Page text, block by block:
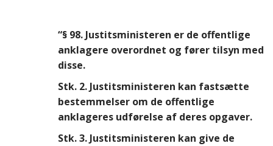
“§ 98. Justitsministeren er de offentlige
anklagere overordnet og fører tilsyn med
disse.
Stk. 2. Justitsministeren kan fastsætte
bestemmelser om de offentlige
anklageres udførelse af deres opgaver.
Stk. 3. Justitsministeren kan give de